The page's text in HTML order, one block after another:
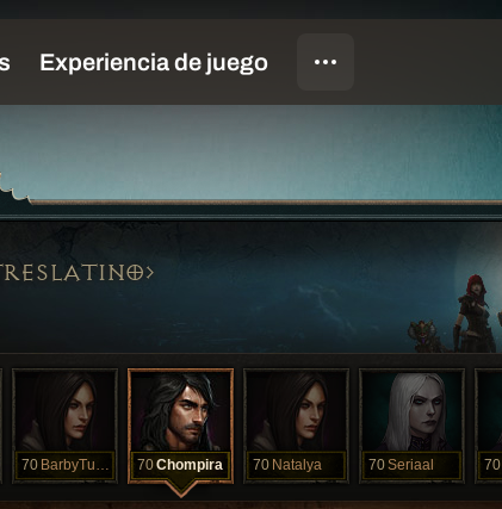
70 BarbyTurico 70Chompira 70 Natalya 70Seriaal 70